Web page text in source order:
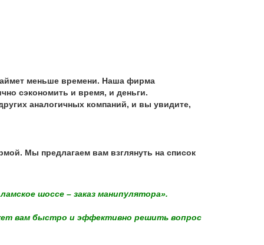
меньше времени. Наша фирма
сэкономить и время, и деньги.
аналогичных компаний, и вы увидите,
Мы предлагаем вам взглянуть на список
шоссе – заказ манипулятора».
вам быстро и эффективно решить вопрос